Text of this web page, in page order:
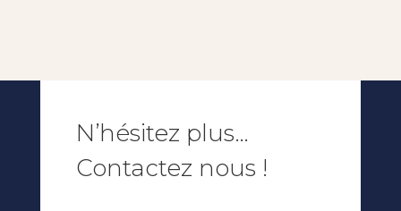
N’hésitez plus…
Contactez nous !